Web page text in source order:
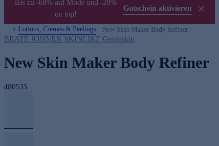
Bis zu -60% auf Mode und -20%
on top!
Gutschein aktivieren
Lotions, Cremes & Peelings New Skin Maker Body Refiner
BEATE JOHNEN SKINLIKE Geniuskin
New Skin Maker Body Refiner
480535